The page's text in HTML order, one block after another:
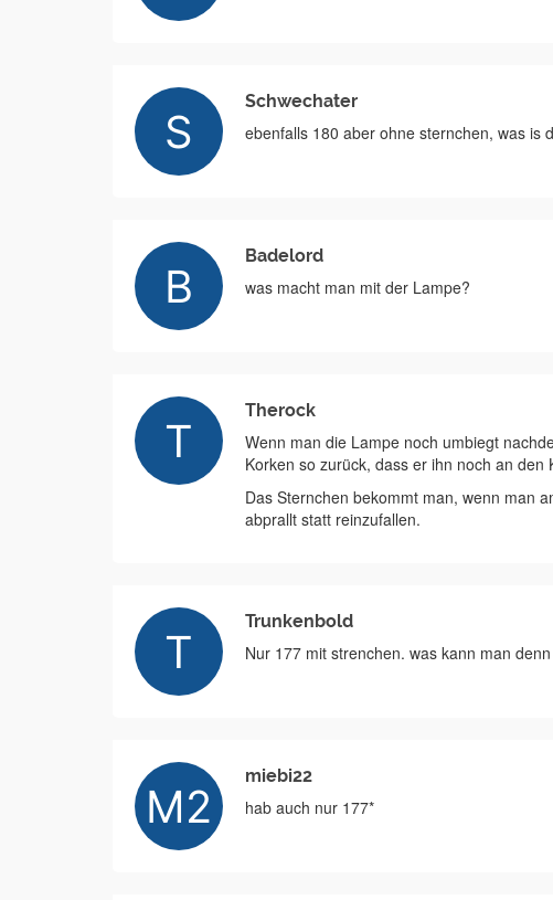
Schwechater
ebenfalls 180 aber ohne sternchen, was is
Badelord
was macht man mit der Lampe?
Therock
Wenn man die Lampe noch umbiegt
Korken so zurück, dass er ihn noch an den
Das Sternchen bekommt man, wenn man
abprallt statt reinzufallen.
Trunkenbold
Nur 177 mit strenchen. was kann man
miebi22
hab auch nur 177*